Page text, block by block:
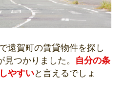
遠賀町の賃貸物件を探し
つかりました。 自分の条
やすいと言えるでしょ